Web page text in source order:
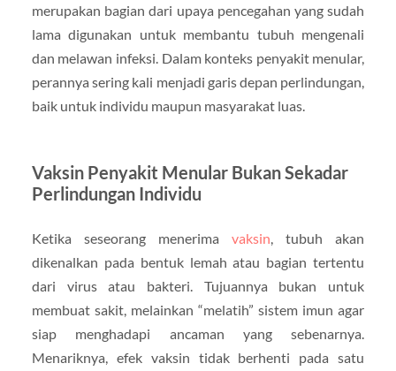
merupakan bagian dari upaya pencegahan yang sudah
lama digunakan untuk membantu tubuh mengenali
dan melawan infeksi. Dalam konteks penyakit menular,
perannya sering kali menjadi garis depan perlindungan,
baik untuk individu maupun masyarakat luas.
Vaksin Penyakit Menular Bukan Sekadar
Perlindungan Individu
Ketika seseorang menerimavaksin , tubuh akan
dikenalkan pada bentuk lemah atau bagian tertentu
dari virus atau bakteri. Tujuannya bukan untuk
membuat sakit, melainkan “melatih” sistem imun agar
siap menghadapi ancaman yang sebenarnya.
Menariknya, efek vaksin tidak berhenti pada satu